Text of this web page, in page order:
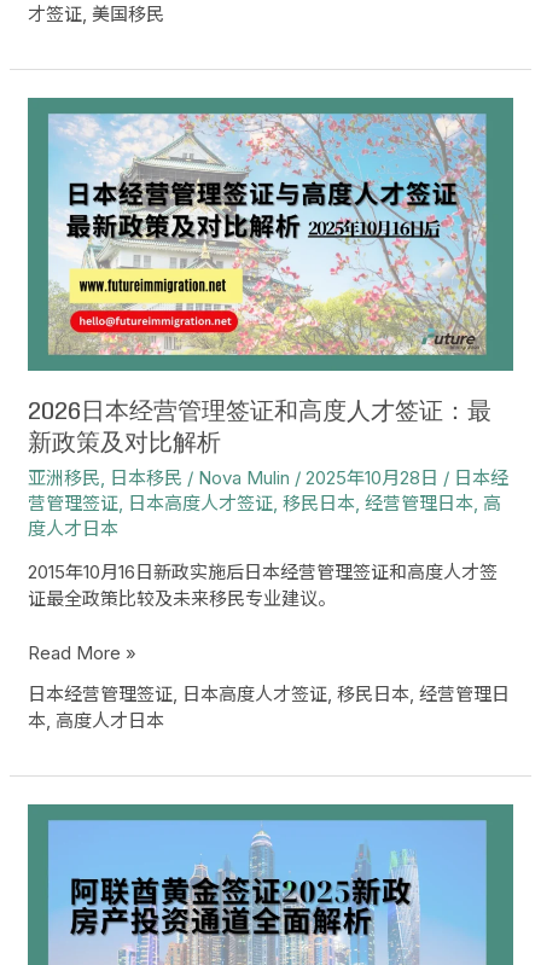
才签证 ,美国移民
2026日本经营管理签证和高度人才签证：最
新政策及对比解析
亚洲移民, 日本移民 / Nova Mulin /2025年10月28日 / 日本经
营管理签证, 日本高度人才签证,移民日本,经营管理日本, 高
度人才日本
2015年10月16日新政实施后日本经营管理签证和高度人才签
证最全政策比较及未来移民专业建议。
2026
高
度
人
才
签
证：
最
新
政
策
对
比
解
Read More »
日本经营管理签证 日本高度人才签证 ,移民日本 ,经营管理日
本 高度人才日本